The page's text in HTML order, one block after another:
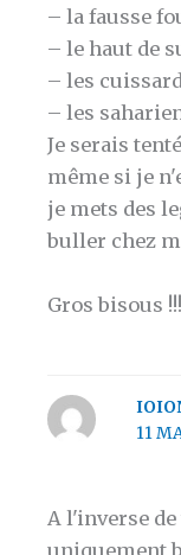
– la fausse
– le haut de
– les
– les
Je serais
même si je
je mets des
buller chez
Gros bisous !!!
11
A l'inverse